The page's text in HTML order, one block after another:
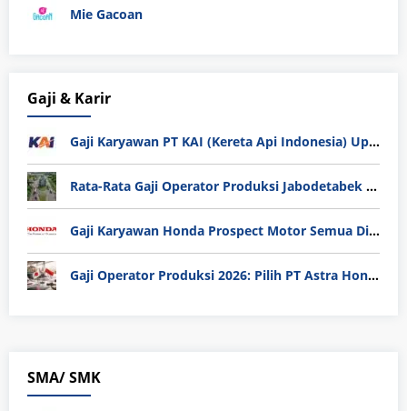
Mie Gacoan
Gaji & Karir
Gaji Karyawan PT KAI (Kereta Api Indonesia) Update 2025
Rata-Rata Gaji Operator Produksi Jabodetabek 2025: Bedah Tuntas UMK, Lemburan, dan Realita Hidup Buruh
Gaji Karyawan Honda Prospect Motor Semua Divisi
Gaji Operator Produksi 2026: Pilih PT Astra Honda Motor (AHM) atau Manufaktur di Jepang?
SMA/ SMK